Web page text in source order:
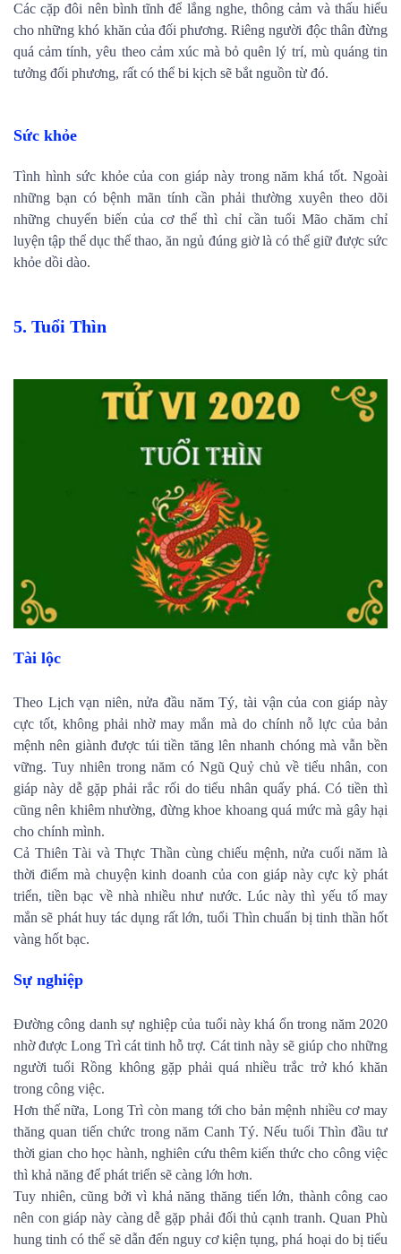
Các cặp đôi nên bình tĩnh để lắng nghe, thông cảm và thấu hiểu
cho những khó khăn của đối phương. Riêng người độc thân đừng
quá cảm tính, yêu theo cảm xúc mà bỏ quên lý trí, mù quáng tin
tưởng đối phương, rất có thể bi kịch sẽ bắt nguồn từ đó.
Sức khỏe
Tình hình sức khỏe của con giáp này trong năm khá tốt. Ngoài
những bạn có bệnh mãn tính cần phải thường xuyên theo dõi
những chuyển biến của cơ thể thì chỉ cần tuổi Mão chăm chỉ
luyện tập thể dục thể thao, ăn ngủ đúng giờ là có thể giữ được sức
khỏe dồi dào.
5. Tuổi Thìn
Tài lộc
Theo Lịch vạn niên, nửa đầu năm Tý, tài vận của con giáp này
cực tốt, không phải nhờ may mắn mà do chính nỗ lực của bản
mệnh nên giành được túi tiền tăng lên nhanh chóng mà vẫn bền
vững. Tuy nhiên trong năm có Ngũ Quỷ chủ về tiểu nhân, con
giáp này dễ gặp phải rắc rối do tiểu nhân quấy phá. Có tiền thì
cũng nên khiêm nhường, đừng khoe khoang quá mức mà gây hại
cho chính mình.
Cả Thiên Tài và Thực Thần cùng chiếu mệnh, nửa cuối năm là
thời điểm mà chuyện kinh doanh của con giáp này cực kỳ phát
triển, tiền bạc về nhà nhiều như nước. Lúc này thì yếu tố may
mắn sẽ phát huy tác dụng rất lớn, tuổi Thìn chuẩn bị tinh thần hốt
vàng hốt bạc.
Sự nghiệp
Đường công danh sự nghiệp của tuổi này khá ổn trong năm 2020
nhờ được Long Trì cát tinh hỗ trợ. Cát tinh này sẽ giúp cho những
người tuổi Rồng không gặp phải quá nhiều trắc trở khó khăn
trong công việc.
Hơn thế nữa, Long Trì còn mang tới cho bản mệnh nhiều cơ may
thăng quan tiến chức trong năm Canh Tý. Nếu tuổi Thìn đầu tư
thời gian cho học hành, nghiên cứu thêm kiến thức cho công việc
thì khả năng để phát triển sẽ càng lớn hơn.
Tuy nhiên, cũng bởi vì khả năng thăng tiến lớn, thành công cao
nên con giáp này càng dễ gặp phải đối thủ cạnh tranh. Quan Phù
hung tinh có thể sẽ dẫn đến nguy cơ kiện tụng, phá hoại do bị tiểu